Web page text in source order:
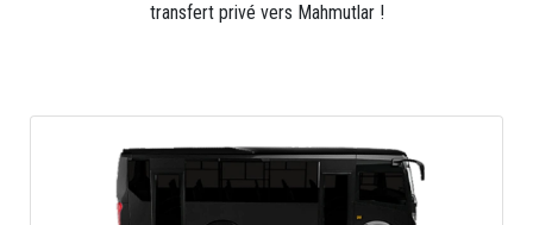
transfert privé vers Mahmutlar !